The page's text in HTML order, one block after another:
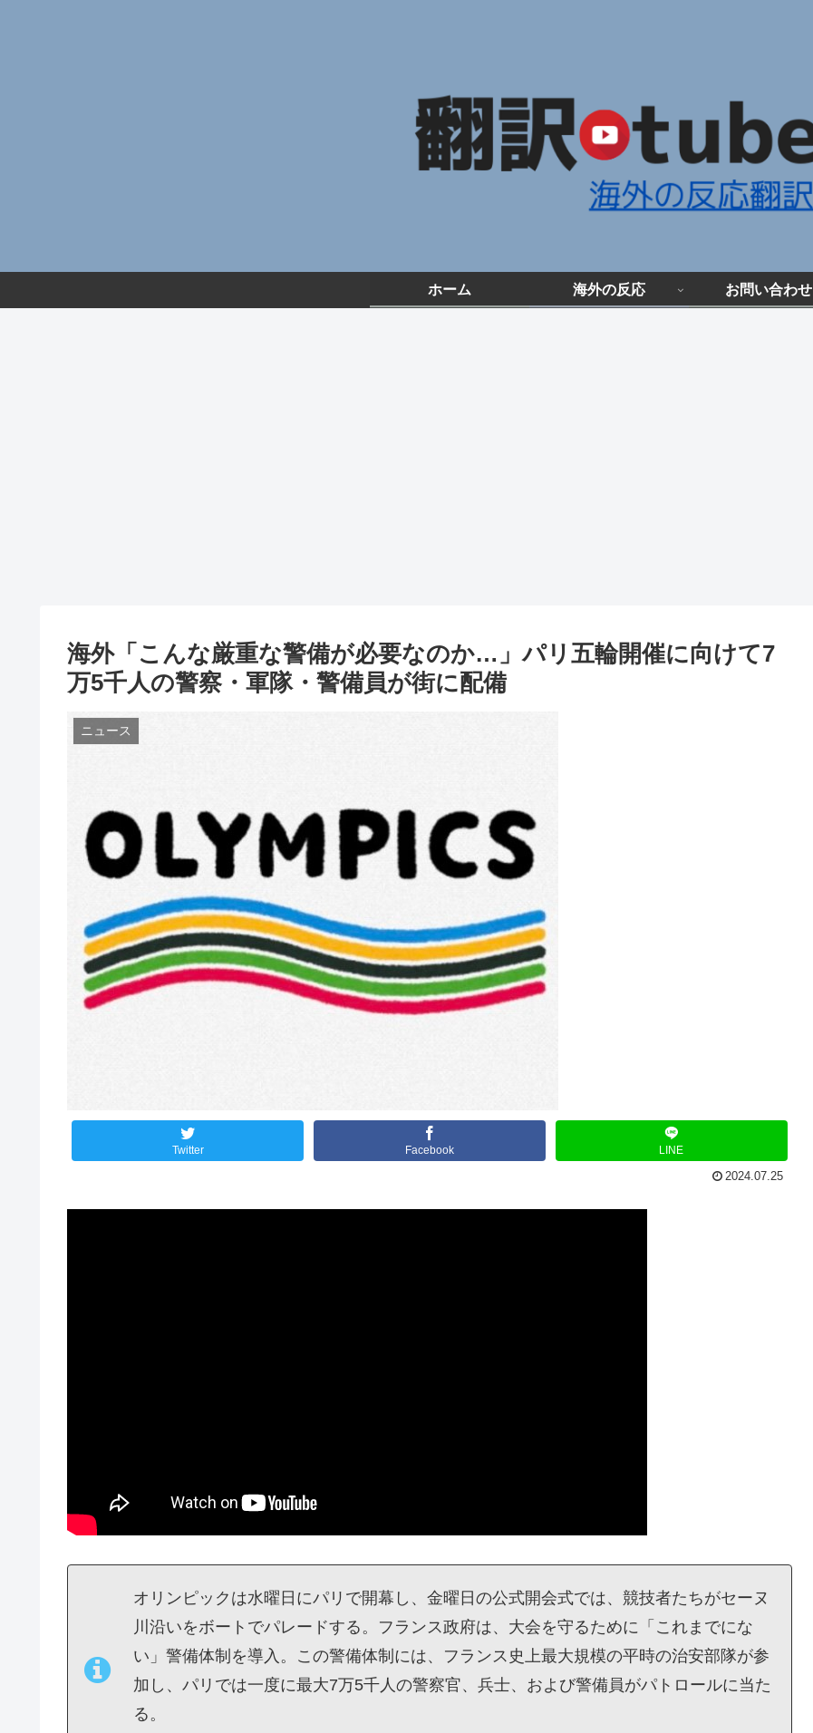
ホーム 海外の反応 お問い合わせ
海外「こんな厳重な警備が必要なのか…」パリ五輪開催に向けて7
万5千人の警察・軍隊・警備員が街に配備
ニュース
Twitter Facebook LINE
2024.07.25
オリンピックは水曜日にパリで開幕し、金曜日の公式開会式では、競技者たちがセーヌ
川沿いをボートでパレードする。フランス政府は、大会を守るために「これまでにな
い」警備体制を導入。この警備体制には、フランス史上最大規模の平時の治安部隊が参
加し、パリでは一度に最大7万5千人の警察官、兵士、および警備員がパトロールに当た
る。